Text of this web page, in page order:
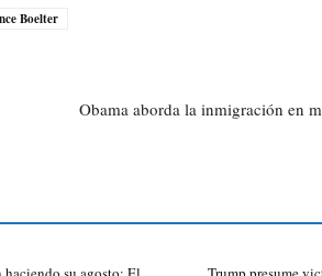
Boelter
Obama aborda la inmigración en